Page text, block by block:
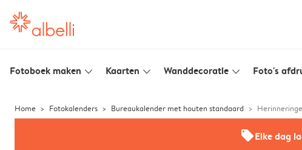
Fotoboek maken slim_arrow_down Kaarten slim_arrow_down Wanddecoratie slim_arrow_down Foto's
Home Fotokalenders Bureaukalender met houten standaard
offersElke dag